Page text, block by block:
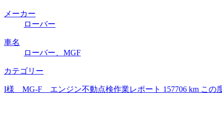
メーカー
ローバー
車名
ローバー、MGF
カテゴリー
I様 MG-F エンジン不動点検作業レポート 157706 km この